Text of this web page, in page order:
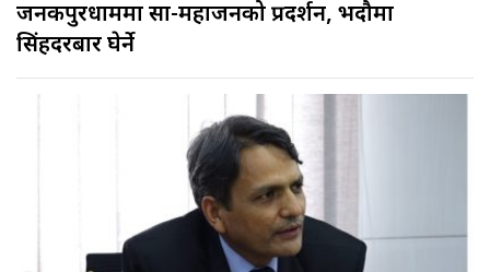
जनकपुरधाममा साहु-महाजनको प्रदर्शन, भदौमा
सिंहदरबार घेर्ने